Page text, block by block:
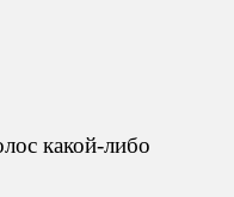
какой-либо